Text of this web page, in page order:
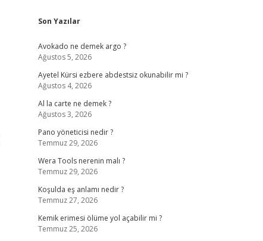
Sidebar
Son Yazılar
Avokado ne demek argo ?
Ağustos 5, 2026
Ayetel Kürsi ezbere abdestsiz okunabilir mi ?
Ağustos 4, 2026
Al la carte ne demek ?
Ağustos 3, 2026
Pano yöneticisi nedir ?
Temmuz 29, 2026
Wera Tools nerenin malı ?
Temmuz 29, 2026
Koşulda eş anlamı nedir ?
Temmuz 27, 2026
Kemik erimesi ölüme yol açabilir mi ?
Temmuz 25, 2026